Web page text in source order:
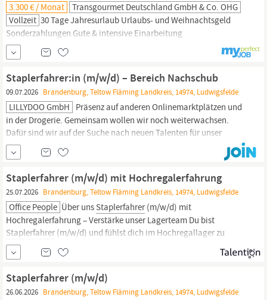
3.300 € / Monat
Transgourmet Deutschland GmbH & Co. OHG
Vollzeit 30 Tage Jahresurlaub Urlaubs- und Weihnachtsgeld
Sonderzahlungen Gute & intensive Einarbeitung
Mitarbeiterrabatte Corporate Benefits Gutes Arbeitsklima in
einem dynamischen Umfeld Betriebliches
Gesundheitsmanagement Arbeitskleidung JobRad Als
Staplerfahrer(m/w/d) unterstützen Sie uns bei der Verräumung
der angelieferten Ware sowie bei allgemeinen...
Staplerfahrer:in (m/w/d) – Bereich Nachschub
09.07.2026 Brandenburg, Teltow Fläming Landkreis, 14974, Ludwigsfelde
LILLYDOO GmbH Präsenz auf anderen Onlinemarktplätzen und
in der Drogerie. Gemeinsam wollen wir noch weiterwachsen.
Dafür sind wir auf der Suche nach neuen Talenten für unser
innovatives E-Commerce Unternehmen. Lass uns gemeinsam
durchstarten! DEINE MISSION ALS
(M/W/D)
BEI LILLYDOO Du sorgst dafür, dass alle Produkte zur richtigen
Zeit am richtigen...
Staplerfahrer (m/w/d) mit Hochregalerfahrung
25.07.2026 Brandenburg, Teltow Fläming Landkreis, 14974, Ludwigsfelde
Office People Über uns Staplerfahrer(m/w/d) mit
Hochregalerfahrung – Verstärke unser Lagerteam Du bist
Staplerfahrer (m/w/d) und fühlst dich im Hochregallager zu
Hause? Du arbeitest sicher, zuverlässig und behältst auch in
großen Lagerbereichen den Überblick? Dann suchen wir genau
dich! Für unseren Kunden suchen wir erfahrene
(m/w/d)
Staplerfahrer (m/w/d)
26.06.2026 Brandenburg, Teltow Fläming Landkreis, 14974, Ludwigsfelde